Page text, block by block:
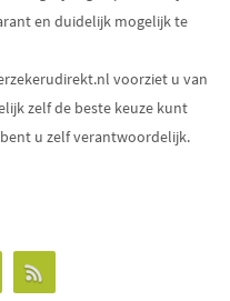
en duidelijk mogelijk te
voorziet u van
zelf de beste keuze kunt
u zelf verantwoordelijk.